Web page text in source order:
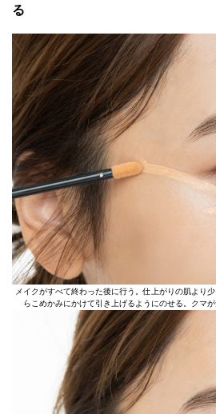
る
メイクがすべて終わった後に行う。仕上がりの肌より
らこめかみにかけて引き上げるようにのせる。クマ